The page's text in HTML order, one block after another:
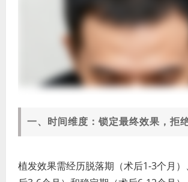
一、时间维度：锁定最终效果，拒
植发效果需经历脱落期（术后1-3个月